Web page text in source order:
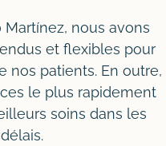
nous avons
et flexibles pour
nos patients. En outre,
le plus rapidement
soins dans les